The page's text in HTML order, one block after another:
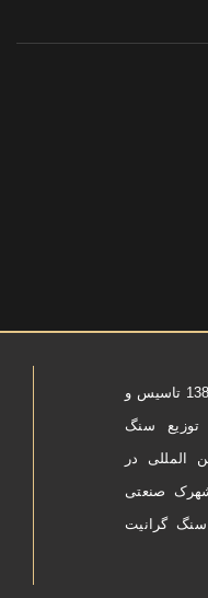
در سال 1388 تاسیس و
توزیع سنگ
المللی در
صنعتی
سنگ گرانیت